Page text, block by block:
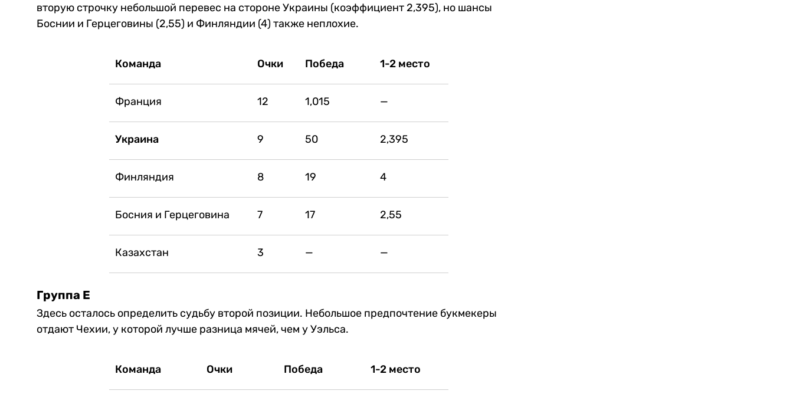
вторую строчку небольшой перевес на стороне Украины (коэффициент 2,395), но шансы
Боснии и Герцеговины (2,55) и Финляндии (4) также неплохие.
Команда Очки Победа 1-2 место
Франция 12 1,015 —
Украина 9 50 2,395
Финляндия 8 19 4
Босния и Герцеговина 7 17 2,55
Казахстан 3 — —
Группа Е
Здесь осталось определить судьбу второй позиции. Небольшое предпочтение букмекеры
отдают Чехии, у которой лучше разница мячей, чем у Уэльса.
Команда Очки Победа 1-2 место